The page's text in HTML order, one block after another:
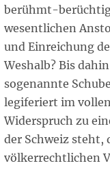
berühmt-
wesentlichen
und Einreichung
Weshalb? Bis
sogenannte
legiferiert im
Widerspruch zu
der Schweiz steht,
völkerrechtlichen